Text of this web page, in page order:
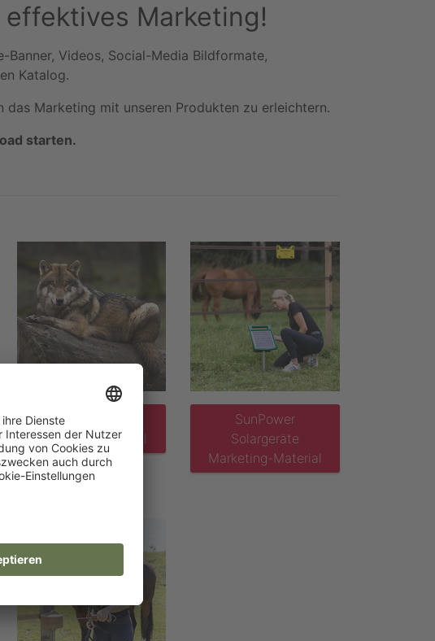
Marketing!
Banner, Videos, Social-Media Bildformate,
Katalog.
Marketing mit unseren Produkten zu erleichtern.
starten.
Wolfsabwehr
Marketing Material
SunPower
Solargeräte
Marketing-Material